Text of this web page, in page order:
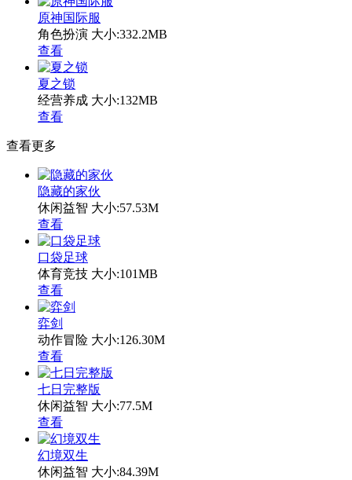
原神国际服
角色扮演 大小:332.2MB
查看
夏之锁
经营养成 大小:132MB
查看
查看更多
隐藏的家伙
休闲益智 大小:57.53M
查看
口袋足球
体育竞技 大小:101MB
查看
弈剑
动作冒险 大小:126.30M
查看
七日完整版
休闲益智 大小:77.5M
查看
幻境双生
休闲益智 大小:84.39M